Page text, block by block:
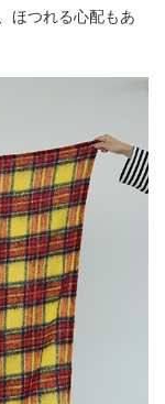
ほつれる心配もあ